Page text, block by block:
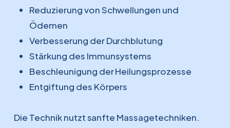
Reduzierung von Schwellungen und
Ödemen
Verbesserung der Durchblutung
Stärkung des Immunsystems
Beschleunigung der Heilungsprozesse
Entgiftung des Körpers
Die Technik nutzt sanfte Massagetechniken.